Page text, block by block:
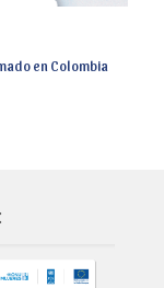
en Colombia